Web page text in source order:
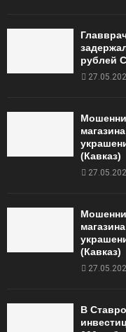
рублей
(Кавказ)
(Кавказ)
В